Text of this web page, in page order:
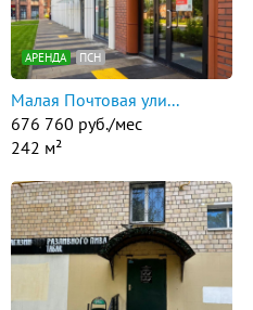
АРЕНДА ПСН
Малая Почтовая ули...
676 760 руб./мес
242 м²